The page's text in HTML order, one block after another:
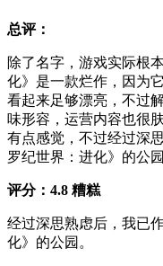
总评：
除了名字，游戏实际根
化》是一款烂作，因为
看起来足够漂亮，不过
味形容，运营内容也很
有点感觉，不过经过深
罗纪世界：进化》的公园
评分：4.8 糟糕
经过深思熟虑后，我已
化》的公园。